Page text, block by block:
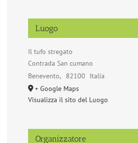
Luogo
Il tufo stregato
Contrada San cumano
Benevento, 82100
Italia
+ Google Maps
Visualizza il sito del Luogo
Organizzatore